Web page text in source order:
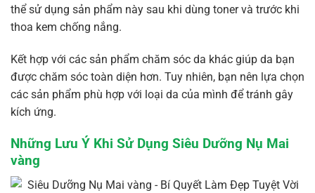
thể sử dụng sản phẩm này sau khi dùng toner và trước khi
thoa kem chống nắng.
Kết hợp với các sản phẩm chăm sóc da khác giúp da bạn
được chăm sóc toàn diện hơn. Tuy nhiên, bạn nên lựa chọn
các sản phẩm phù hợp với loại da của mình để tránh gây
kích ứng.
Những Lưu Ý Khi Sử Dụng Siêu Dưỡng Nụ Mai
vàng